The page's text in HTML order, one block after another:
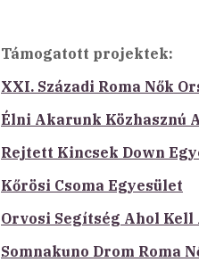
Támogatott projektek:
XXI. Századi Roma Nők
Élni Akarunk Közhasznú
Rejtett Kincsek Down
Kőrösi Csoma Egyesület
Orvosi Segítség Ahol
Somnakuno Drom Roma